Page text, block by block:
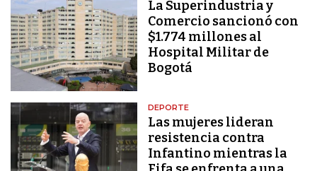
La Superindustria y
Comercio sancionó con
$1.774 millones al
Hospital Militar de
Bogotá
DEPORTE
Las mujeres lideran
resistencia contra
Infantino mientras la